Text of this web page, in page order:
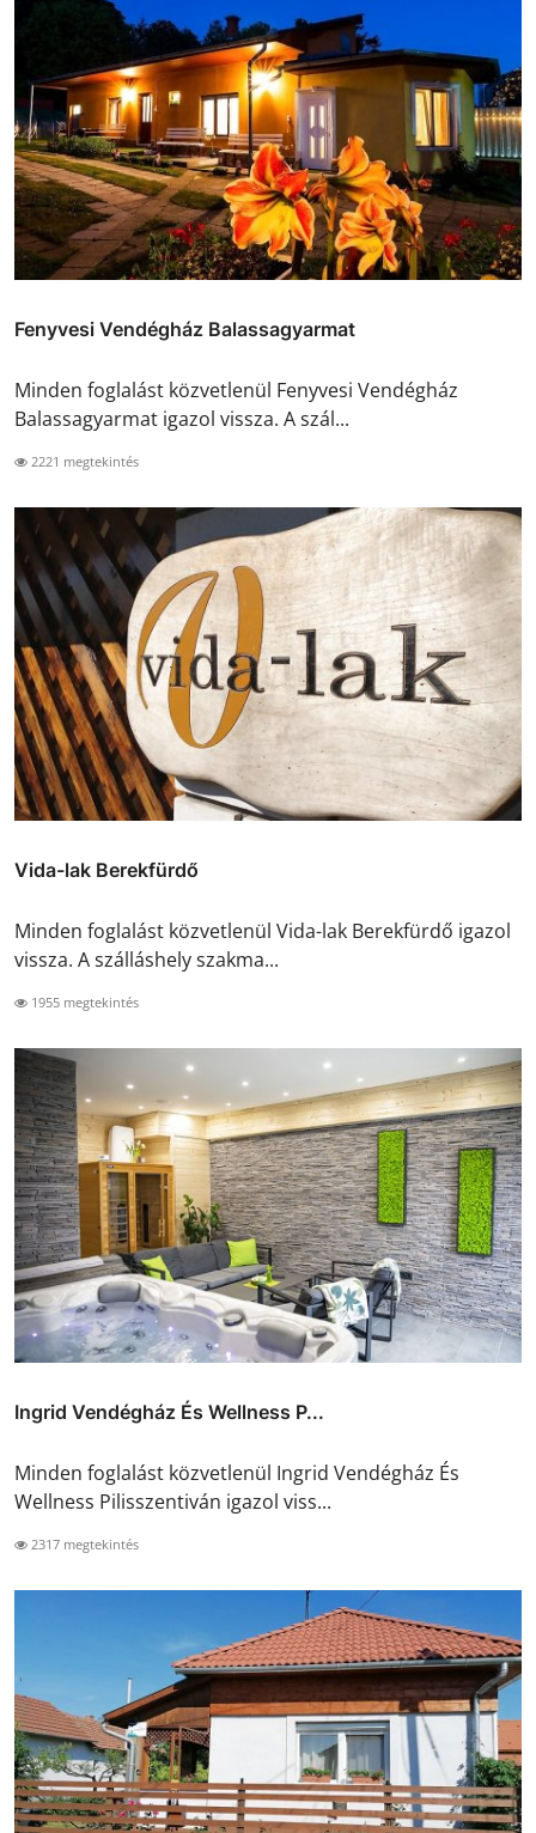
Fenyvesi Vendégház Balassagyarmat
Minden foglalást közvetlenül Fenyvesi Vendégház
Balassagyarmat igazol vissza. A szál...
2221 megtekintés
Vida-lak Berekfürdő
Minden foglalást közvetlenül Vida-lak Berekfürdő igazol
vissza. A szálláshely szakma...
1955 megtekintés
Ingrid Vendégház És Wellness P...
Minden foglalást közvetlenül Ingrid Vendégház És
Wellness Pilisszentiván igazol viss...
2317 megtekintés